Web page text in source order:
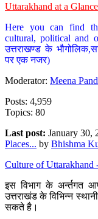
Uttarakhand at a
Here you can find
cultural, political and
उत्तराखण्ड के
पर एक नजर)
Moderator: Meena
Posts: 4,959
Topics: 80
Last post: January 30,
Places... by Bhishma
Culture of Uttarakhand
इस विभाग के अर्न्तगत
उत्तराखंड के विभिन्न
सकते है।